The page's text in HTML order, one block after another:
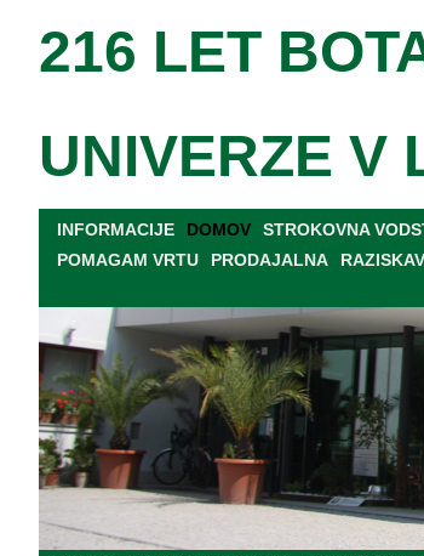
216 LET
UNIVERZE V
INFORMACIJE DOMOV STROKOVNA
POMAGAM VRTU
PRODAJALNA